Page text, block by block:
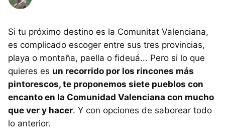
Si tu próximo destino es la Comunitat Valenciana,
es complicado escoger entre sus tres provincias,
playa o montaña, paella o fideuá... Pero si lo que
quieres es un recorrido por los rincones más
pintorescos, te proponemos siete pueblos con
encanto en la Comunidad Valenciana con mucho
que ver y hacer. Y con opciones de saborear todo
lo anterior.